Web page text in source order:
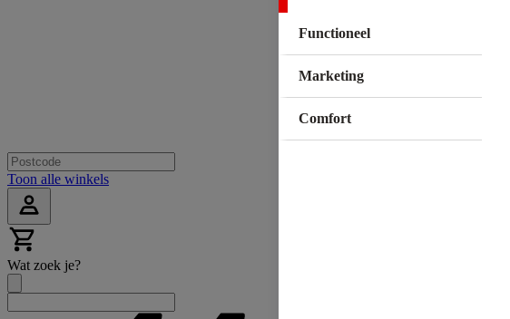
Toon alle winkels
Wat zoek je?
Functioneel
Marketing
Comfort